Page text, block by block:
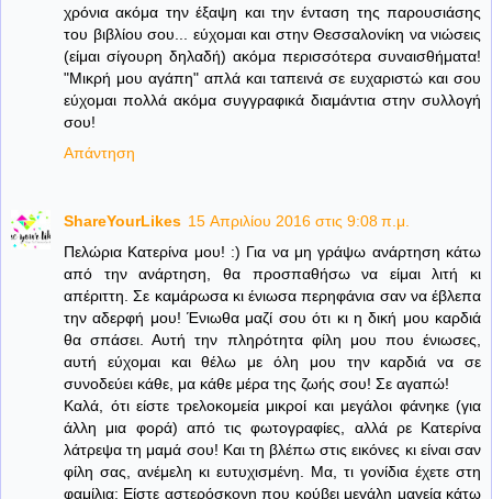
χρόνια ακόμα την έξαψη και την ένταση της παρουσιάσης
του βιβλίου σου... εύχομαι και στην Θεσσαλονίκη να νιώσεις
(είμαι σίγουρη δηλαδή) ακόμα περισσότερα συναισθήματα!
"Μικρή μου αγάπη" απλά και ταπεινά σε ευχαριστώ και σου
εύχομαι πολλά ακόμα συγγραφικά διαμάντια στην συλλογή
σου!
Απάντηση
ShareYourLikes 15 Απριλίου 2016 στις 9:08 π.μ.
Πελώρια Κατερίνα μου! :) Για να μη γράψω ανάρτηση κάτω
από την ανάρτηση, θα προσπαθήσω να είμαι λιτή κι
απέριττη. Σε καμάρωσα κι ένιωσα περηφάνια σαν να έβλεπα
την αδερφή μου! Ένιωθα μαζί σου ότι κι η δική μου καρδιά
θα σπάσει. Αυτή την πληρότητα φίλη μου που ένιωσες,
αυτή εύχομαι και θέλω με όλη μου την καρδιά να σε
συνοδεύει κάθε, μα κάθε μέρα της ζωής σου! Σε αγαπώ!
Καλά, ότι είστε τρελοκομεία μικροί και μεγάλοι φάνηκε (για
άλλη μια φορά) από τις φωτογραφίες, αλλά ρε Κατερίνα
λάτρεψα τη μαμά σου! Και τη βλέπω στις εικόνες κι είναι σαν
φίλη σας, ανέμελη κι ευτυχισμένη. Μα, τι γονίδια έχετε στη
φαμίλια; Είστε αστερόσκονη που κρύβει μεγάλη μαγεία κάτω